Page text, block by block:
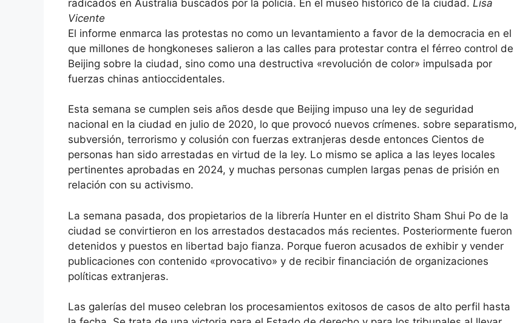
radicados en Australia buscados por la policía. En el museo histórico de la ciudad. Lisa
Vicente
El informe enmarca las protestas no como un levantamiento a favor de la democracia en el
que millones de hongkoneses salieron a las calles para protestar contra el férreo control de
Beijing sobre la ciudad, sino como una destructiva «revolución de color» impulsada por
fuerzas chinas antioccidentales.
Esta semana se cumplen seis años desde que Beijing impuso una ley de seguridad
nacional en la ciudad en julio de 2020, lo que provocó nuevos crímenes. sobre separatismo,
subversión, terrorismo y colusión con fuerzas extranjeras desde entonces Cientos de
personas han sido arrestadas en virtud de la ley. Lo mismo se aplica a las leyes locales
pertinentes aprobadas en 2024, y muchas personas cumplen largas penas de prisión en
relación con su activismo.
La semana pasada, dos propietarios de la librería Hunter en el distrito Sham Shui Po de la
ciudad se convirtieron en los arrestados destacados más recientes. Posteriormente fueron
detenidos y puestos en libertad bajo fianza. Porque fueron acusados ​​de exhibir y vender
publicaciones con contenido «provocativo» y de recibir financiación de organizaciones
políticas extranjeras.
Las galerías del museo celebran los procesamientos exitosos de casos de alto perfil hasta